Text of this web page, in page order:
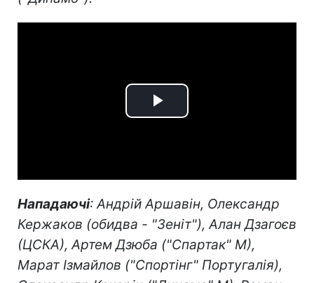
Play
Нападаючі: Андрій Аршавін, Олександр
Кержаков (обидва - "Зеніт"), Алан Дзагоєв
(ЦСКА), Артем Дзюба ("Спартак" М),
Марат Ізмайлов ("Спортінг" Португалія),